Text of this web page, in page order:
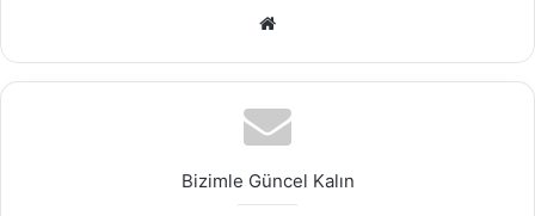
Bizimle Güncel Kalın